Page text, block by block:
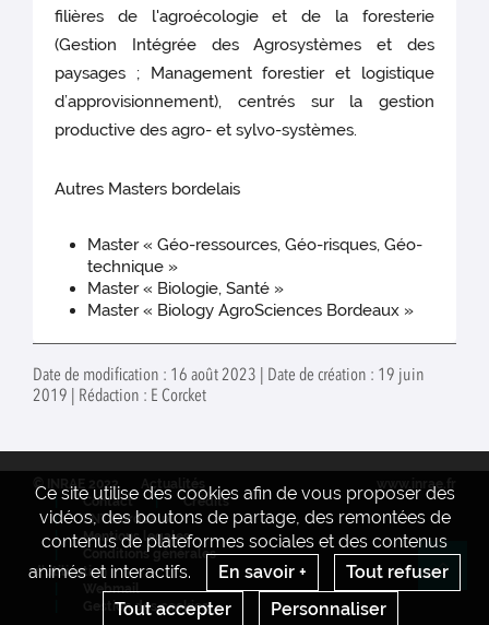
filières de l'agroécologie et de la foresterie
(Gestion Intégrée des Agrosystèmes et des
paysages ; Management forestier et logistique
d’approvisionnement), centrés sur la gestion
productive des agro- et sylvo-systèmes.
Autres Masters bordelais
Master « Géo-ressources, Géo-risques, Géo-
technique »
Master « Biologie, Santé »
Master « Biology AgroSciences Bordeaux »
Date de modification : 16 août 2023 | Date de création : 19 juin
2019 | Rédaction : E Corcket
Ce site utilise des cookies afin de vous proposer des
vidéos, des boutons de partage, des remontées de
contenus de plateformes sociales et des contenus
animés et interactifs.
En savoir +
Tout refuser
Tout accepter
Personnaliser
© INRAE 2022
Actualités
Contact
Crédits
ENT Bordeaux
Mentions legales
Conditions générales
d'utilisation
Webmail
Gestion des cookies
www.inrae.fr